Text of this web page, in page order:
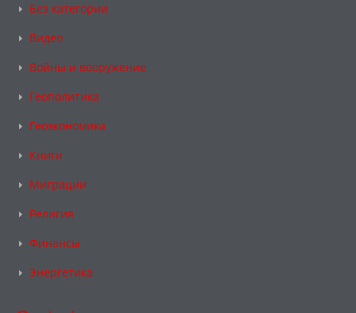
Без категории
Видео
Войны и вооружение
Геополитика
Геоэкономика
Книги
Миграции
Религия
Финансы
Энергетика